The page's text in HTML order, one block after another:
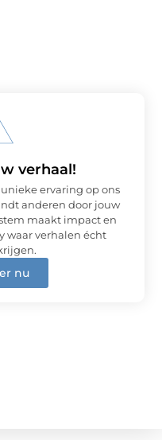
verhaal!
ervaring op ons
anderen door jouw
maakt impact en
waar verhalen écht
nu